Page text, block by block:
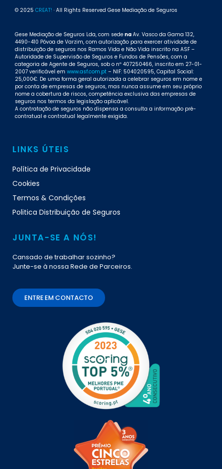
© 2025 CREAT! · All Rights Reserved Gese Mediação de Seguros
Gese Mediação de Seguros Lda, com sede na Av. Vasco da Gama 132,
4490-410 Póvoa de Varzim, com autorização para exercer atividade de
distribuição de seguros nos Ramos Vida e Não Vida inscrito na ASF –
Autoridade de Supervisão de Seguros e Fundos de Pensões, com a
categoria de Agente de Seguros, sob o nº 407250466, inscrito em 27-01-
2007 verificável em www.asf.com.pt – NIF: 504020595, Capital Social:
25,000€. De uma forma geral autorizada a celebrar seguros em nome e
por conta de empresas de seguros, mas nunca assume em seu próprio
nome a cobertura de riscos, competência exclusiva das empresas de
seguros nos termos da legislação aplicável.
A contratação de seguros não dispensa a consulta a informação pré-
contratual e contratual legalmente exigida.
LINKS ÚTEIS
Política de Privacidade
Cookies
Termos & Condições
Politica Distribuição de Seguros
JUNTA-SE A NÓS!
Cansado de trabalhar sozinho?
Junte-se à nossa Rede de Parceiros.
ENTRE EM CONTACTO